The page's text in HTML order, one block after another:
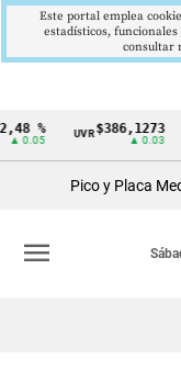
Cintillo
Colombia
%
0.05
UVR$386,1273
▲ 0.03
Pico y Placa
menu
Este portal emplea
estadísticos,
consultar